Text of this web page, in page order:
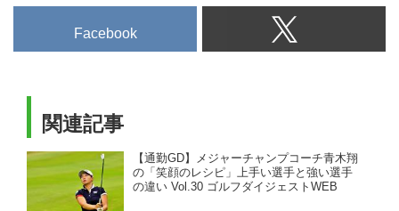
Facebook
関連記事
【通勤GD】メジャーチャンプコーチ青木翔
の「笑顔のレシピ」上手い選手と強い選手
の違い Vol.30 ゴルフダイジェストWEB